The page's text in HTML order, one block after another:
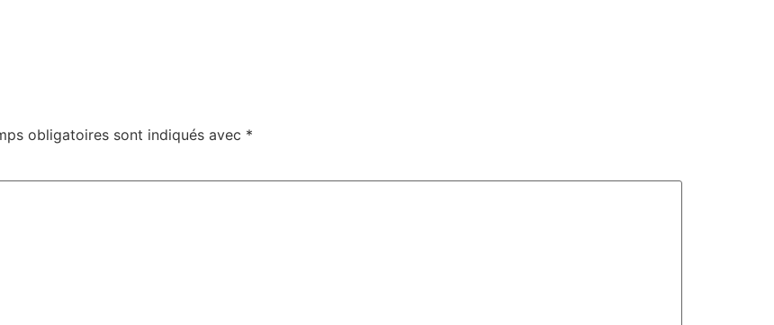
obligatoires sont indiqués avec *